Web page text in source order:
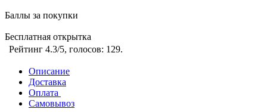
Баллы за покупки
Бесплатная открытка
Рейтинг 4.3/5, голосов: 129.
Описание
Доставка
Оплата
Самовывоз